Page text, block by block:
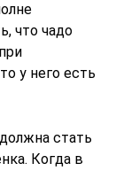
что чадо
у него есть
стать
Когда в